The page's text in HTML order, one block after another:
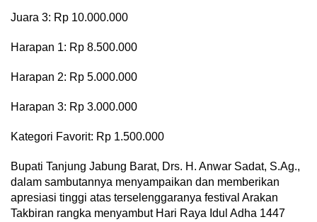
Juara 3: Rp 10.000.000
Harapan 1: Rp 8.500.000
Harapan 2: Rp 5.000.000
Harapan 3: Rp 3.000.000
Kategori Favorit: Rp 1.500.000
Bupati Tanjung Jabung Barat, Drs. H. Anwar Sadat, S.Ag.,
dalam sambutannya menyampaikan dan memberikan
apresiasi tinggi atas terselenggaranya festival Arakan
Takbiran rangka menyambut Hari Raya Idul Adha 1447